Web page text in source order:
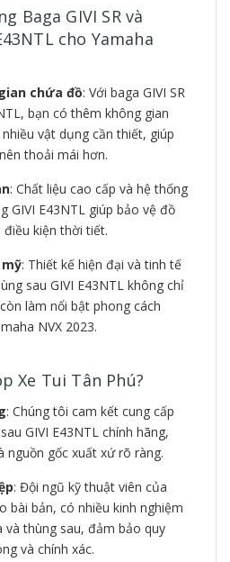
Baga GIVI SR và
cho Yamaha
chứa đồ: Với baga GIVI SR
bạn có thêm không gian
vật dụng cần thiết, giúp
thoải mái hơn.
: Chất liệu cao cấp và hệ thống
GIVI E43NTL giúp bảo vệ đồ
kiện thời tiết.
: Thiết kế hiện đại và tinh tế
sau GIVI E43NTL không chỉ
làm nổi bật phong cách
NVX 2023.
Xe Tui Tân Phú?
: Chúng tôi cam kết cung cấp
GIVI E43NTL chính hãng,
gốc xuất xứ rõ ràng.
: Đội ngũ kỹ thuật viên của
bài bản, có nhiều kinh nghiệm
và thùng sau, đảm bảo quy
và chính xác.